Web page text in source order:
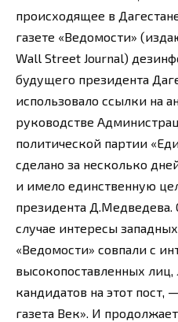
происходящее в
газете «Ведомости»
Wall Street Journal)
будущего президента
использовало ссылки на
руководстве
политической партии
сделано за несколько
и имело единственную
президента Д.Медведева.
случае интересы
«Ведомости» совпали с
высокопоставленных
кандидатов на этот пост,
газета Век». И